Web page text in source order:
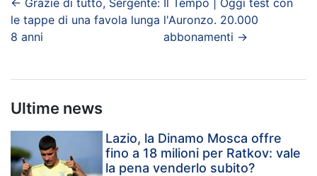
le tappe di una favola lunga
8 anni
l'Auronzo. 20.000
abbonamenti →
Ultime news
Lazio, la Dinamo Mosca offre
fino a 18 milioni per Ratkov: vale
la pena venderlo subito?